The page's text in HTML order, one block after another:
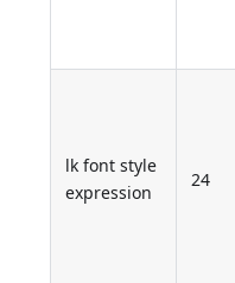
lk font style
expression
24